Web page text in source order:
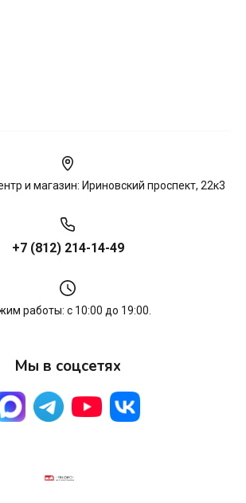
и магазин: Ириновский проспект, 22к3
+7 (812) 214-14-49
работы: с 10:00 до 19:00.
Мы в соцсетях